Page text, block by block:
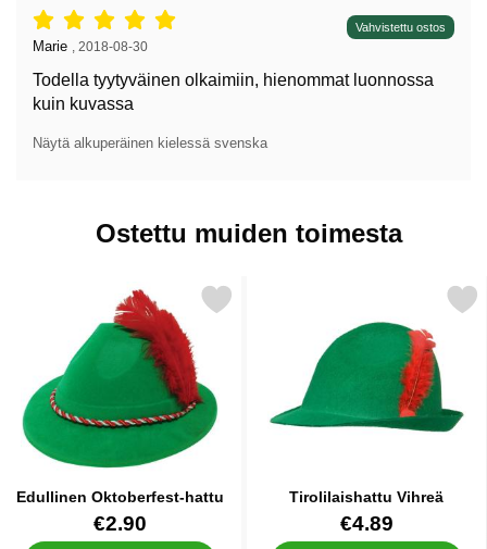
Arvostelu: 5 tähdet / 5, Vahvistettu ostos
Arvostelun kirjoittaja:
Marie 2018-08-30
Todella tyytyväinen olkaimiin, hienommat luonnossa
kuin kuvassa
Näytä alkuperäinen kielessä svenska
Ostettu muiden toimesta
Edullinen Oktoberfest-hattu
Tuote.nro 13215
€2.90
Merkitse edullinen Oktoberfest-hattu suosikiksi
Tirolilaishattu Vihreä
Tuote.nro 13138
€4.89
Merkitse tirolilaishattu